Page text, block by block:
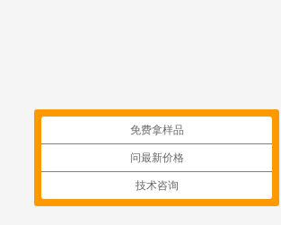
免费拿样品
问最新价格
技术咨询